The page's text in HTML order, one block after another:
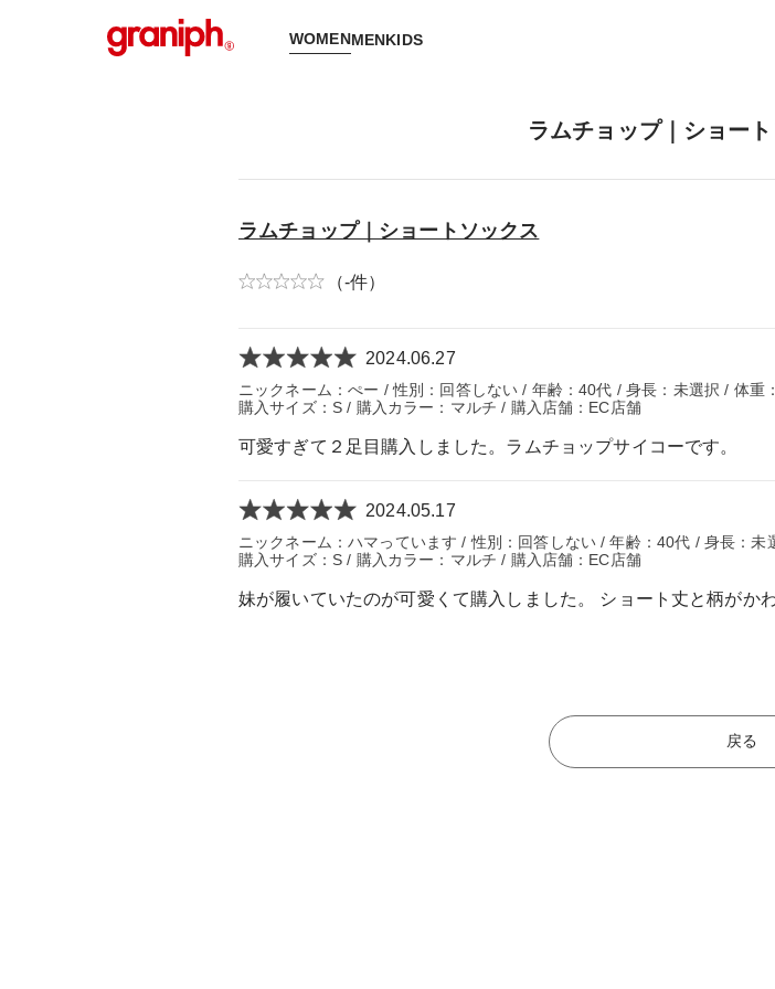
WOMENMENKIDS
ラムチョップ｜ショー
ラムチョップ｜ショートソックス
（-件）
2024.06.27
ニックネーム：ぺー / 性別：回答しない / 年齢：40代 / 身長：未選択 / 体重
購入サイズ：S / 購入カラー：マルチ / 購入店舗：EC店舗
可愛すぎて２足目購入しました。ラムチョップサイコーです。
2024.05.17
ニックネーム：ハマっています / 性別：回答しない / 年齢：40代 / 身長：未
購入サイズ：S / 購入カラー：マルチ / 購入店舗：EC店舗
妹が履いていたのが可愛くて購入しました。 ショート丈と柄がか
戻る